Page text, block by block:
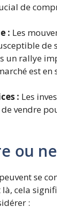
de
: Les
un rallye
est
: Les
vendre
ou
se
là, cela
: